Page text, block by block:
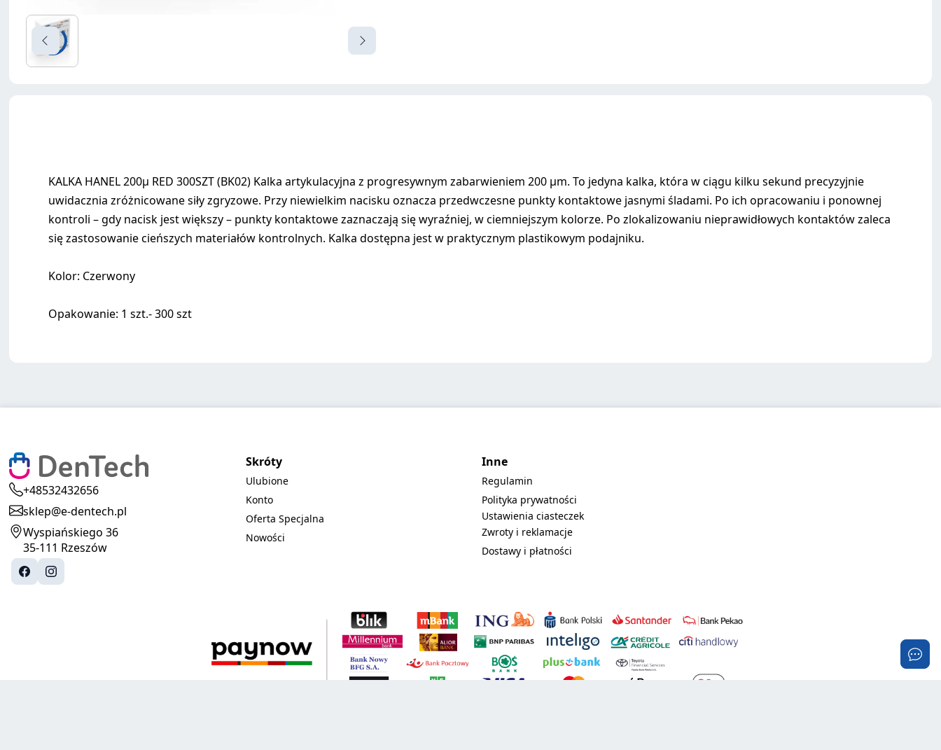
KALKA HANEL 200µ RED 300SZT (BK02) Kalka artykulacyjna z progresywnym zabarwieniem 200 µm. To jedyna kalka, która w ciągu kilku sekund precyzyjnie
uwidacznia zróżnicowane siły zgryzowe. Przy niewielkim nacisku oznacza przedwczesne punkty kontaktowe jasnymi śladami. Po ich opracowaniu i ponownej
kontroli – gdy nacisk jest większy – punkty kontaktowe zaznaczają się wyraźniej, w ciemniejszym kolorze. Po zlokalizowaniu nieprawidłowych kontaktów zaleca
się zastosowanie cieńszych materiałów kontrolnych. Kalka dostępna jest w praktycznym plastikowym podajniku.
Kolor: Czerwony
Opakowanie: 1 szt.- 300 szt
+48532432656
sklep@e-dentech.pl
Wyspiańskiego 36
35-111 Rzeszów
Skróty
Ulubione
Konto
Oferta Specjalna
Nowości
Inne
Regulamin
Polityka prywatności
Ustawienia ciasteczek
Zwroty i reklamacje
Dostawy i płatności